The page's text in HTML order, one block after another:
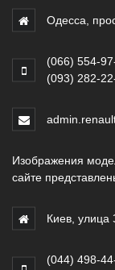
Одесса,
(066) 554-
(093) 282-
Изображения
сайте
Киев, улица
(044) 498-